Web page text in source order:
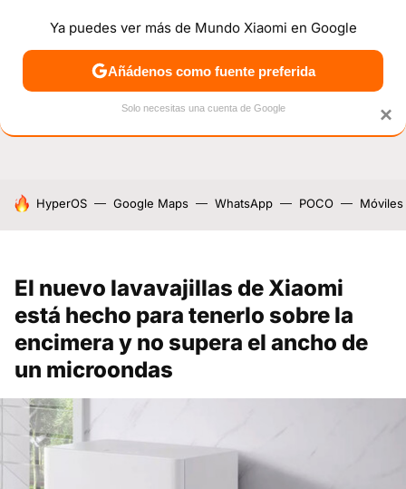
NOTICIAS MÓVILES TUTORIALES OFERTAS
HOY SE HABLA DE
HyperOS Google Maps WhatsApp POCO Móviles
El nuevo lavavajillas de Xiaomi
está hecho para tenerlo sobre la
encimera y no supera el ancho de
un microondas
×
Ya puedes ver más de Mundo Xiaomi en Google
Añádenos como fuente preferida
Solo necesitas una cuenta de Google